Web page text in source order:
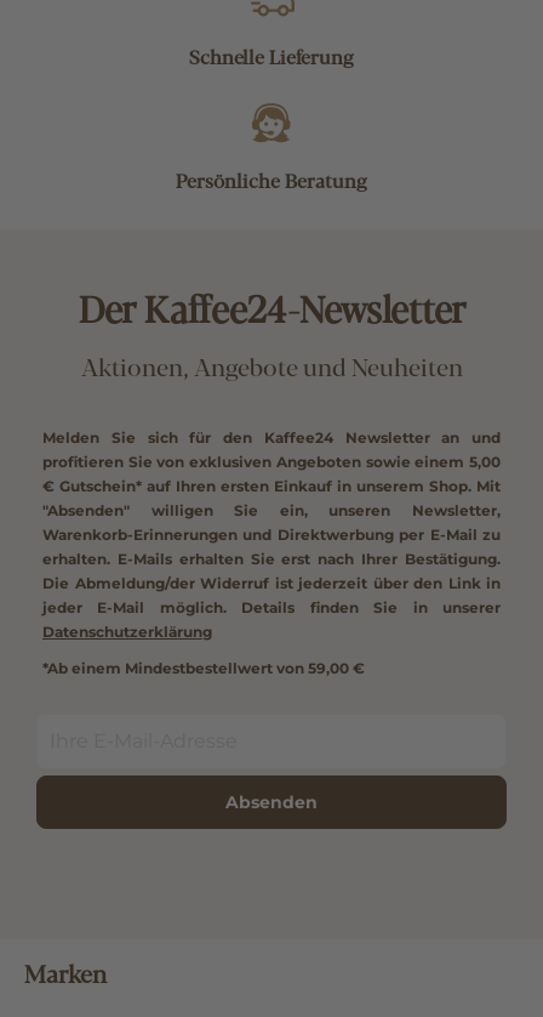
Schnelle Lieferung
Persönliche Beratung
Der Kaffee24-Newsletter
Aktionen, Angebote und Neuheiten
Melden Sie sich für den Kaffee24 Newsletter an und
profitieren Sie von exklusiven Angeboten sowie einem 5,00
€ Gutschein* auf Ihren ersten Einkauf in unserem Shop. Mit
"Absenden" willigen Sie ein, unseren Newsletter,
Warenkorb-Erinnerungen und Direktwerbung per E-Mail zu
erhalten. E-Mails erhalten Sie erst nach Ihrer Bestätigung.
Die Abmeldung/der Widerruf ist jederzeit über den Link in
jeder E-Mail möglich. Details finden Sie in unserer
Datenschutzerklärung
*Ab einem Mindestbestellwert von 59,00 €
Absenden
Marken